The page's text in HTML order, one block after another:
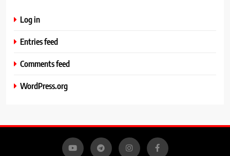
Log in
Entries feed
Comments feed
WordPress.org